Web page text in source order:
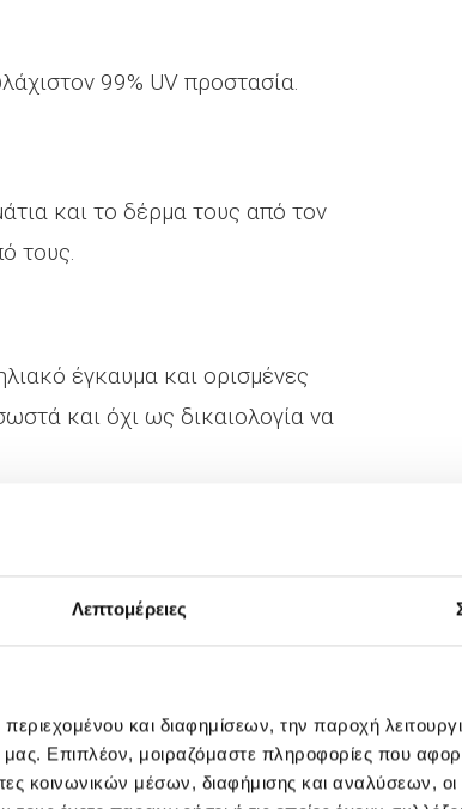
Λεπτομέρειες
και διαφημίσεων, την παροχή
μας. Επιπλέον, μοιραζόμαστε πληροφορίες που
κοινωνικών μέσων, διαφήμισης και αναλύσεων,
99% UV προστασία.
και το δέρμα τους από τον
τους.
έγκαυμα και ορισμένες
και όχι ως δικαιολογία να
από UVAκαι UVB ακτίνες.
(SPF) τουλάχιστον 15 έως 50.
καθώς υπάρχει υποψία για